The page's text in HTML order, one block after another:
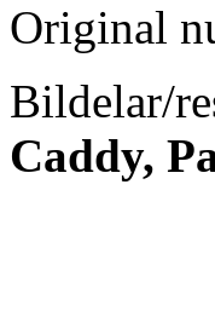
Original
Bildelar/
Caddy,